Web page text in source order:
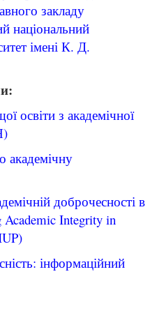
закладу
національний
імені К. Д.
освіти з академічної
академічну
доброчесності в
Academic Integrity in
інформаційний